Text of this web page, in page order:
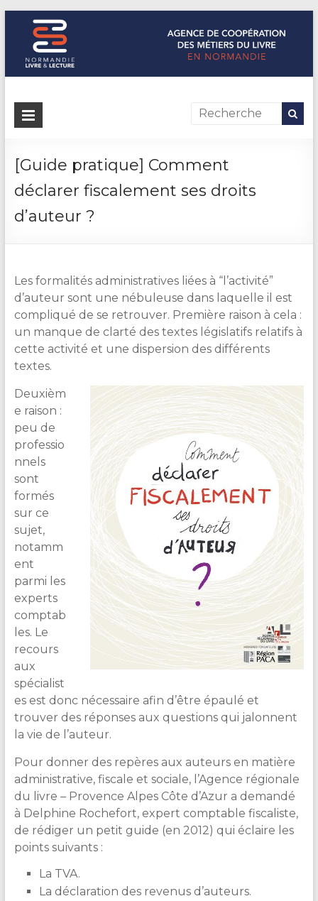
Normandie Livre & Lecture
L'agence de coopération des métiers du livre en Normandie
[Guide pratique] Comment
déclarer fiscalement ses droits
d’auteur ?
Les formalités administratives liées à “l’activité”
d’auteur sont une nébuleuse dans laquelle il est
compliqué de se retrouver. Première raison à cela :
un manque de clarté des textes législatifs relatifs à
cette activité et une dispersion des différents
textes.
Deuxièm
e raison :
peu de
professio
nnels
sont
formés
sur ce
sujet,
notamm
ent
parmi les
experts
comptab
les. Le
recours
aux
spécialist
es est donc nécessaire afin d’être épaulé et
trouver des réponses aux questions qui jalonnent
la vie de l’auteur.
Pour donner des repères aux auteurs en matière
administrative, fiscale et sociale, l’Agence régionale
du livre – Provence Alpes Côte d’Azur a demandé
à Delphine Rochefort, expert comptable fiscaliste,
de rédiger un petit guide (en 2012) qui éclaire les
points suivants :
La TVA.
La déclaration des revenus d’auteurs.